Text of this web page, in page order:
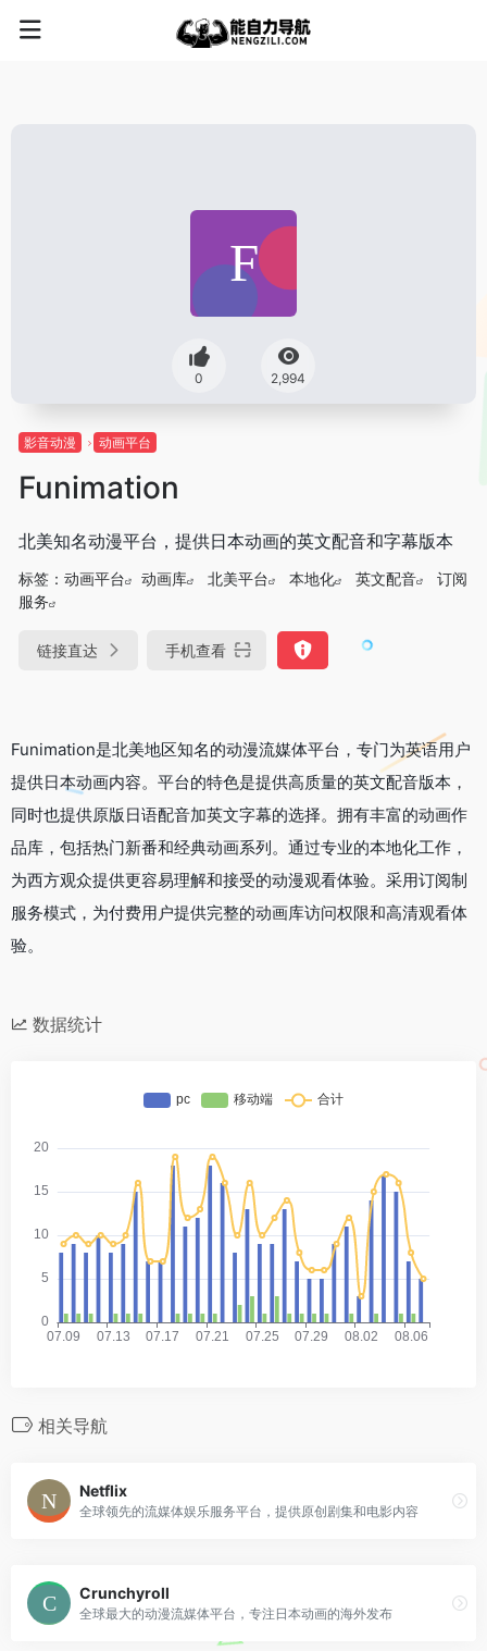
0 2,994
影音动漫 动画平台
Funimation
北美知名动漫平台，提供日本动画的英文配音和字幕版本
标签： 动画平台 动画库 北美平台 本地化 英文配音
订阅
服务
链接直达 手机查看
Funimation是北美地区知名的动漫流媒体平台，专门为英语用户
提供日本动画内容。平台的特色是提供高质量的英文配音版本，
同时也提供原版日语配音加英文字幕的选择。拥有丰富的动画作
品库，包括热门新番和经典动画系列。通过专业的本地化工作，
为西方观众提供更容易理解和接受的动漫观看体验。采用订阅制
服务模式，为付费用户提供完整的动画库访问权限和高清观看体
验。
数据统计
相关导航
Netflix
全球领先的流媒体娱乐服务平台，提供原创剧集和电影内容
Crunchyroll
全球最大的动漫流媒体平台，专注日本动画的海外发布